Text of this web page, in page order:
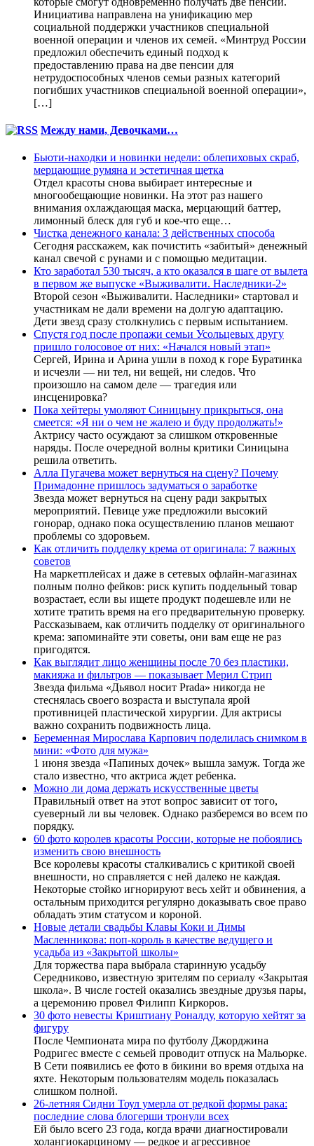
Инициатива направлена на унификацию мер
социальной поддержки участников специальной
военной операции и членов их семей. «Минтруд России
предложил обеспечить единый подход к
предоставлению права на две пенсии для
нетрудоспособных членов семьи разных категорий
погибших участников специальной военной операции»,
[…]
Между нами, Девочками…
Бьюти-находки и новинки недели: облепиховых скраб,
мерцающие румяна и эстетичная щетка
Отдел красоты снова выбирает интересные и
многообещающие новинки. На этот раз нашего
внимания охлаждающая маска, мерцающий баттер,
лимонный блеск для губ и кое-что еще…
Чистка денежного канала: 3 действенных способа
Сегодня расскажем, как почистить «забитый» денежный
канал свечой с рунами и с помощью медитации.
Кто заработал 530 тысяч, а кто оказался в шаге от вылета
в первом же выпуске «Выживалити. Наследники-2»
Второй сезон «Выживалити. Наследники» стартовал и
участникам не дали времени на долгую адаптацию.
Дети звезд сразу столкнулись с первым испытанием.
Спустя год после пропажи семьи Усольцевых другу
пришло голосовое от них: «Начался новый этап»
Сергей, Ирина и Арина ушли в поход к горе Буратинка
и исчезли — ни тел, ни вещей, ни следов. Что
произошло на самом деле — трагедия или
инсценировка?
Пока хейтеры умоляют Синицыну прикрыться, она
смеется: «Я ни о чем не жалею и буду продолжать!»
Актрису часто осуждают за слишком откровенные
наряды. После очередной волны критики Синицына
решила ответить.
Алла Пугачева может вернуться на сцену? Почему
Примадонне пришлось задуматься о заработке
Звезда может вернуться на сцену ради закрытых
мероприятий. Певице уже предложили высокий
гонорар, однако пока осуществлению планов мешают
проблемы со здоровьем.
Как отличить подделку крема от оригинала: 7 важных
советов
На маркетплейсах и даже в сетевых офлайн-магазинах
полным полно фейков: риск купить поддельный товар
возрастает, если вы ищете продукт подешевле или не
хотите тратить время на его предварительную проверку.
Рассказываем, как отличить подделку от оригинального
крема: запоминайте эти советы, они вам еще не раз
пригодятся.
Как выглядит лицо женщины после 70 без пластики,
макияжа и фильтров — показывает Мерил Стрип
Звезда фильма «Дьявол носит Prada» никогда не
стеснялась своего возраста и выступала ярой
противницей пластической хирургии. Для актрисы
важно сохранить подвижность лица.
Беременная Мирослава Карпович поделилась снимком в
мини: «Фото для мужа»
1 июня звезда «Папиных дочек» вышла замуж. Тогда же
стало известно, что актриса ждет ребенка.
Можно ли дома держать искусственные цветы
Правильный ответ на этот вопрос зависит от того,
суеверный ли вы человек. Однако разберемся во всем по
порядку.
60 фото королев красоты России, которые не побоялись
изменить свою внешность
Все королевы красоты сталкивались с критикой своей
внешности, но справляется с ней далеко не каждая.
Некоторые стойко игнорируют весь хейт и обвинения, а
остальным приходится регулярно доказывать свое право
обладать этим статусом и короной.
Новые детали свадьбы Клавы Коки и Димы
Масленникова: поп-король в качестве ведущего и
усадьба из «Закрытой школы»
Для торжества пара выбрала старинную усадьбу
Середниково, известную зрителям по сериалу «Закрытая
школа». В числе гостей оказались звездные друзья пары,
а церемонию провел Филипп Киркоров.
30 фото невесты Криштиану Роналду, которую хейтят за
фигуру
После Чемпионата мира по футболу Джорджина
Родригес вместе с семьей проводит отпуск на Мальорке.
В Сети появились ее фото в бикини во время отдыха на
яхте. Некоторым пользователям модель показалась
слишком полной.
26-летняя Сидни Тоул умерла от редкой формы рака:
последние слова блогерши тронули всех
Ей было всего 23 года, когда врачи диагностировали
холангиокарциному — редкое и агрессивное